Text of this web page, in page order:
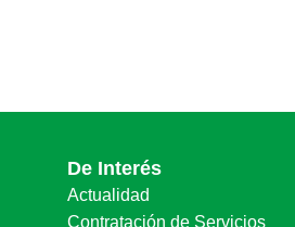
De Interés
Actualidad
Contratación de Servicios